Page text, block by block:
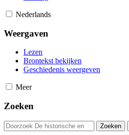
Nederlands
Weergaven
Lezen
Brontekst bekijken
Geschiedenis weergeven
Meer
Zoeken